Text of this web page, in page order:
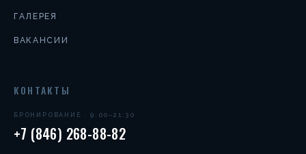
ГАЛЕРЕЯ
ВАКАНСИИ
КОНТАКТЫ
БРОНИРОВАНИЕ · 9:00–21:30
+7 (846) 268-88-82